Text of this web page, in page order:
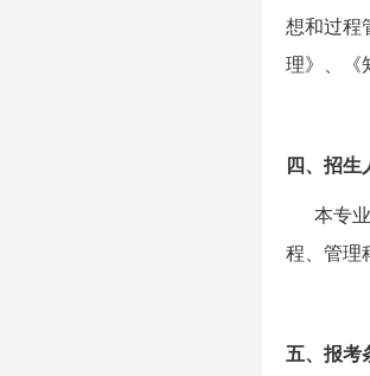
想和过程
理》、《
四、招生
本专
程、管理
五、报考